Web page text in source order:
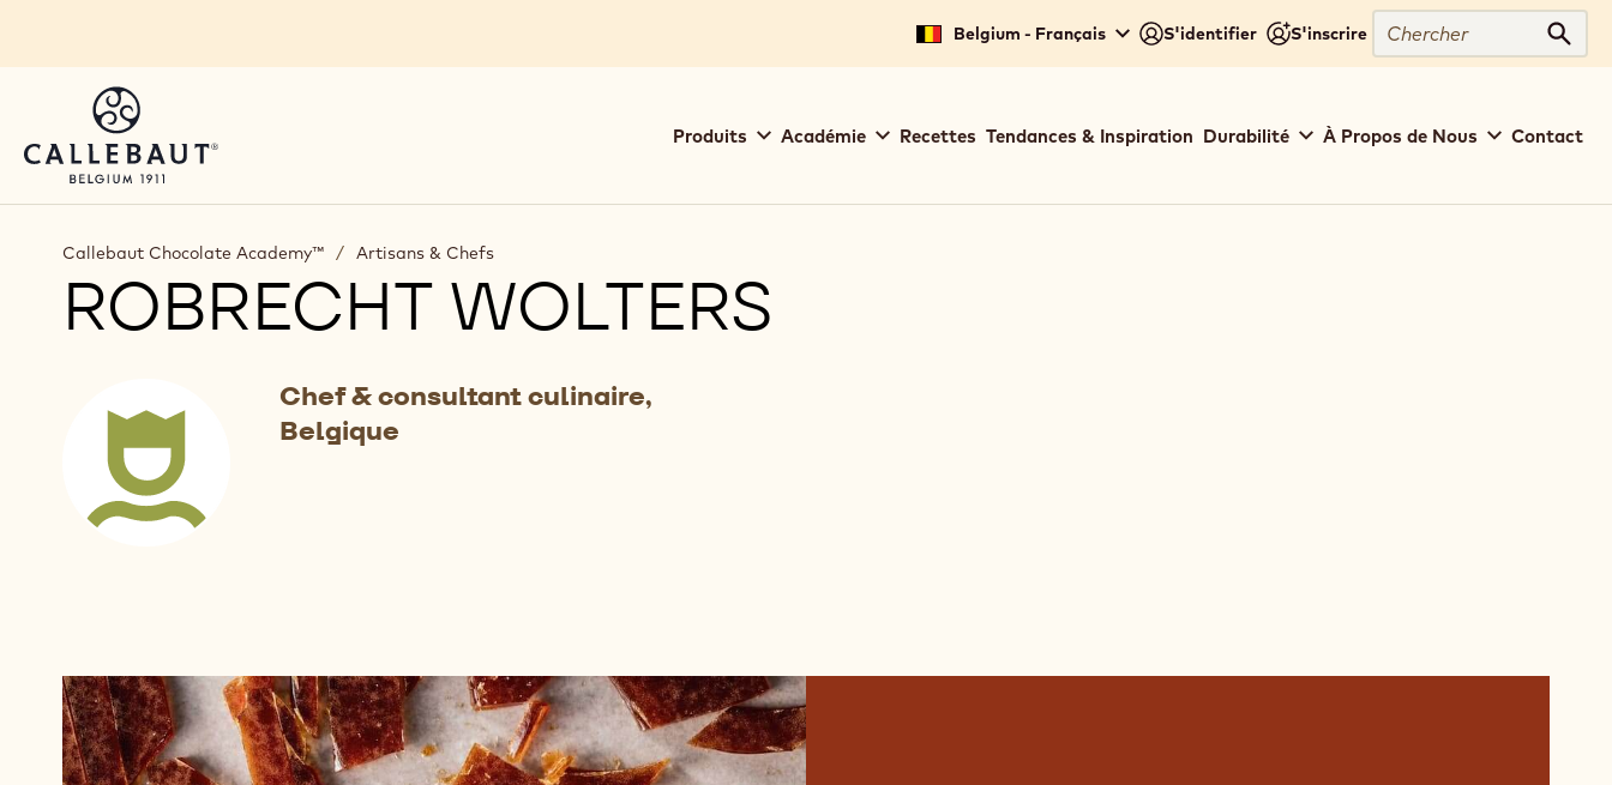
Belgium - Français S'identifier S'inscrire
Chercher
navigation
Produits Académie Recettes Tendances & Inspiration Durabilité À Propos de Nous Contact
Callebaut Chocolate Academy™ / Artisans & Chefs
ROBRECHT WOLTERS
Chef & consultant culinaire,
Belgique